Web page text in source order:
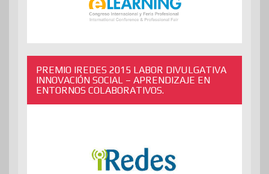
PREMIO IREDES 2015 LABOR DIVULGATIVA
INNOVACIÓN SOCIAL – APRENDIZAJE EN
ENTORNOS COLABORATIVOS.